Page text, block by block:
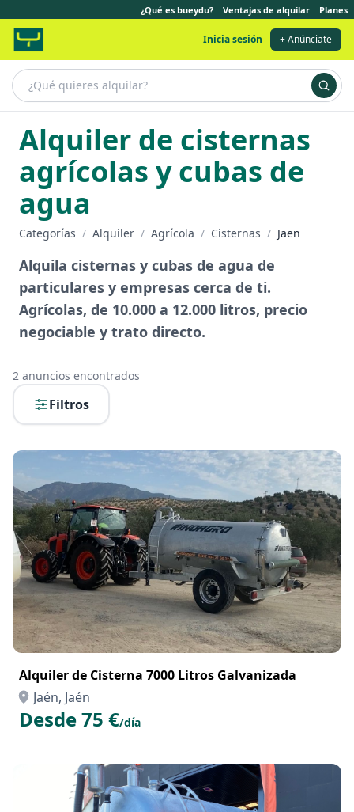
¿Qué es bueydu? Ventajas de alquilar Planes
Inicia sesión + Anúnciate
Alquiler de cisternas
agrícolas y cubas de
agua
Categorías / Alquiler / Agrícola / Cisternas / Jaen
Alquila cisternas y cubas de agua de
particulares y empresas cerca de ti.
Agrícolas, de 10.000 a 12.000 litros, precio
negociable y trato directo.
2 anuncios encontrados
Filtros
Alquiler de Cisterna 7000 Litros Galvanizada
Jaén, Jaén
Desde 75 €/día